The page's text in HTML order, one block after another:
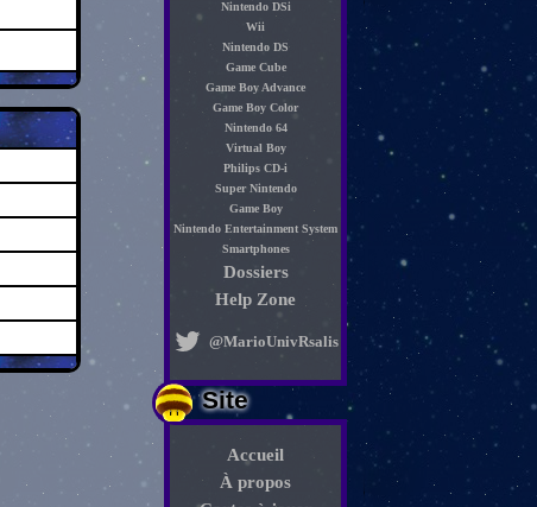
Nintendo DSi
Wii
Nintendo DS
Game Cube
Game Boy Advance
Game Boy Color
Nintendo 64
Virtual Boy
Philips CD-i
Super Nintendo
Game Boy
Nintendo Entertainment System
Smartphones
Dossiers
Help Zone
@MarioUnivRsalis
Site
Accueil
À propos